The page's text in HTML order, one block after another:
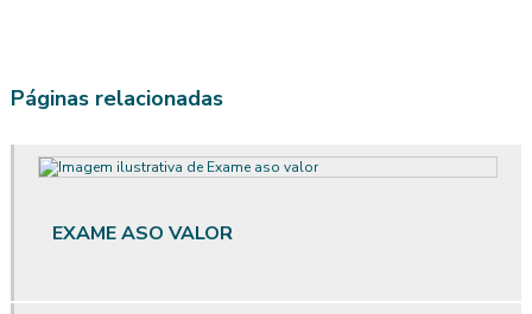
Avaliação ergonômica
Páginas relacionadas
EXAME ASO VALOR